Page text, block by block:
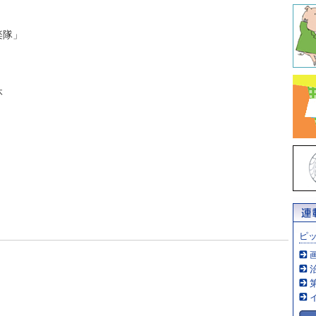
」
ピ